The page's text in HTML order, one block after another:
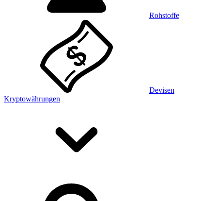
Rohstoffe
Devisen
Kryptowährungen